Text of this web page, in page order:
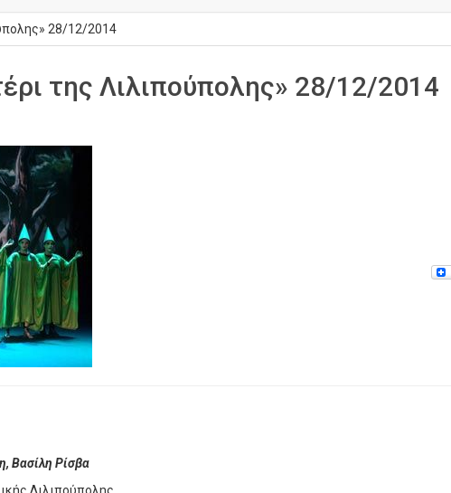
28/12/2014
της Λιλιπούπολης» 28/12/2014
Βασίλη Ρίσβα